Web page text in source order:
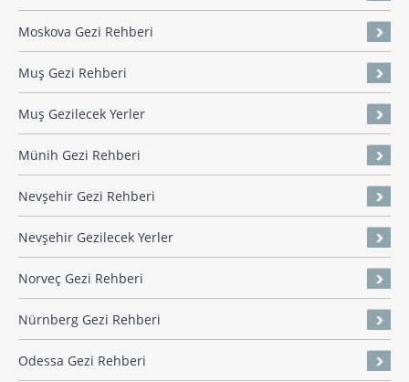
Moskova Gezi Rehberi
Muş Gezi Rehberi
Muş Gezilecek Yerler
Münih Gezi Rehberi
Nevşehir Gezi Rehberi
Nevşehir Gezilecek Yerler
Norveç Gezi Rehberi
Nürnberg Gezi Rehberi
Odessa Gezi Rehberi